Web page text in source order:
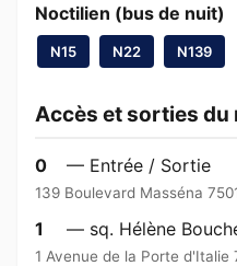
Noctilien (bus de nuit)
N15 N22 N139
Accès et sorties du
0 — Entrée / Sortie
139 Boulevard Masséna
1 — sq. Hélène
1 Avenue de la Porte d'Italie